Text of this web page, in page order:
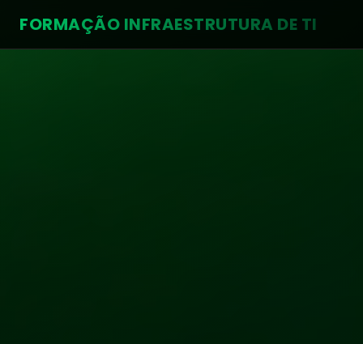
FORMAÇÃO INFRAESTRUTURA DE TI